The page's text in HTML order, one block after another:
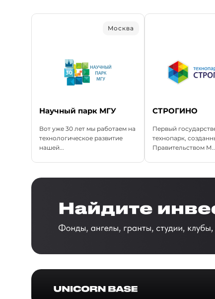
Москва
Научный парк МГУ
Вот уже 30 лет мы работаем на
технологическое развитие
нашей...
СТРОГИНО
Первый
технопарк,
Правительством